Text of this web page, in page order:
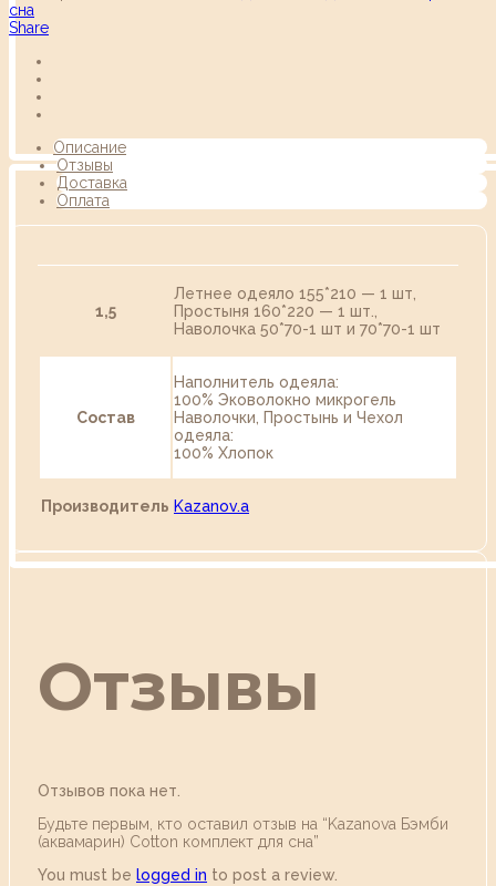
сна
Share
Описание
Отзывы
Доставка
Оплата
1,5
Летнее одеяло 155*210 — 1 шт,
Простыня 160*220 — 1 шт.,
Наволочка 50*70-1 шт и 70*70-1 шт
Состав
Наполнитель одеяла:
100% Эковолокно микрогель
Наволочки, Простынь и Чехол
одеяла:
100% Хлопок
Производитель Kazanov.a
Отзывы
Отзывов пока нет.
Будьте первым, кто оставил отзыв на “Kazanova Бэмби
(аквамарин) Cotton комплект для сна”
You must be logged in to post a review.